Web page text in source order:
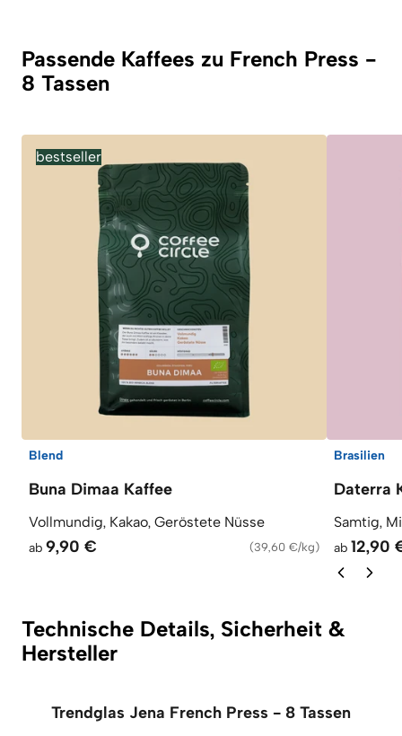
Passende Kaffees zu French Press -
8 Tassen
bestseller
Blend
Buna Dimaa Kaffee
Vollmundig, Kakao, Geröstete Nüsse
ab 9,90 € (39,60 €/kg)
Brasilien
Daterra
Samtig,
ab 12,90
Technische Details, Sicherheit &
Hersteller
Trendglas Jena French Press - 8 Tassen